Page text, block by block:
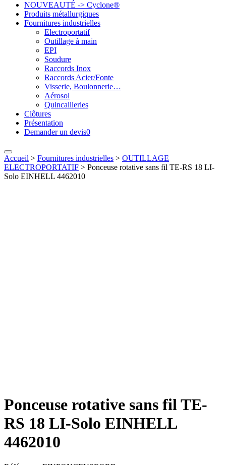
NOUVEAUTÉ -> Cyclone®
Produits métallurgiques
Fournitures industrielles
Electroportatif
Outillage à main
EPI
Soudure
Raccords Inox
Raccords Acier/Fonte
Visserie, Boulonnerie…
Aérosol
Quincailleries
Clôtures
Présentation
Demander un devis0
Accueil > Fournitures industrielles > OUTILLAGE
ELECTROPORTATIF > Ponceuse rotative sans fil TE-RS 18 LI-
Solo EINHELL 4462010
Ponceuse rotative sans fil TE-
RS 18 LI-Solo EINHELL
4462010